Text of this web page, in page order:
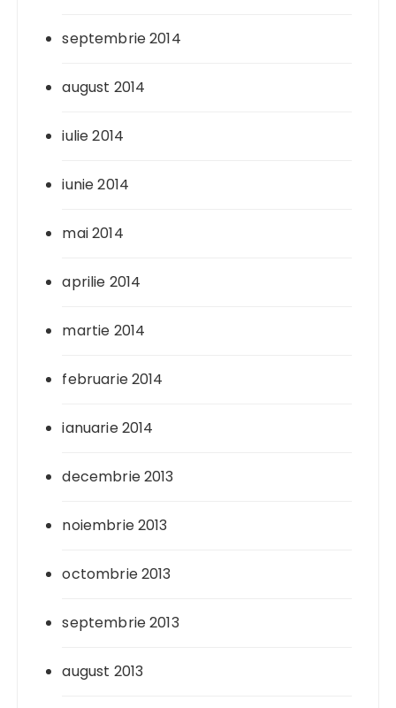
septembrie 2014
august 2014
iulie 2014
iunie 2014
mai 2014
aprilie 2014
martie 2014
februarie 2014
ianuarie 2014
decembrie 2013
noiembrie 2013
octombrie 2013
septembrie 2013
august 2013